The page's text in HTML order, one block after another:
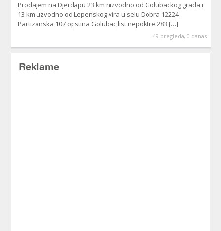
Prodajem na Djerdapu 23 km nizvodno od Golubackog grada i
13 km uzvodno od Lepenskog vira u selu Dobra 12224
Partizanska 107 opstina Golubac,list nepoktre.283 […]
49 pregleda, 0 danas
Reklame